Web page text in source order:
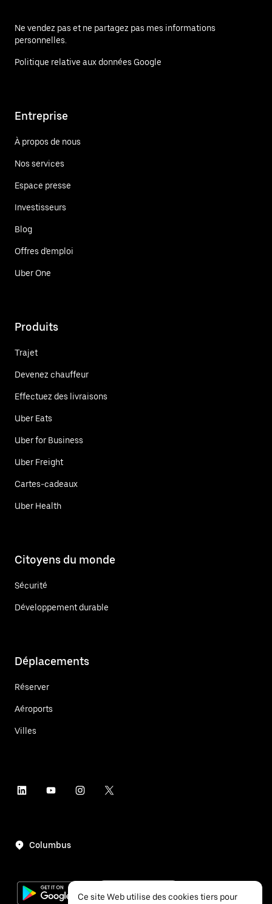
Ne vendez pas et ne partagez pas mes informations
personnelles.
Politique relative aux données Google
Entreprise
À propos de nous
Nos services
Espace presse
Investisseurs
Blog
Offres d'emploi
Uber One
Produits
Trajet
Devenez chauffeur
Effectuez des livraisons
Uber Eats
Uber for Business
Uber Freight
Cartes-cadeaux
Uber Health
Citoyens du monde
Sécurité
Développement durable
Déplacements
Réserver
Aéroports
Villes
Columbus
Ce site Web utilise des cookies tiers pour